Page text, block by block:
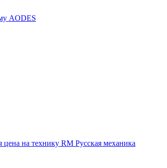
AODES
на технику RM Русская механика